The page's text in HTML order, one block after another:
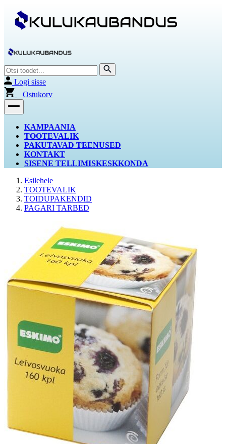
Logi sisse
Ostukorv
KAMPAANIA
TOOTEVALIK
PAKUTAVAD TEENUSED
KONTAKT
SISENE TELLIMISKESKKONDA
Esilehele
TOOTEVALIK
TOIDUPAKENDID
PAGARI TARBED